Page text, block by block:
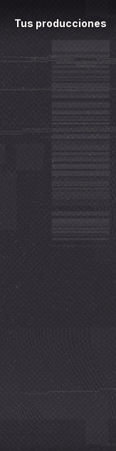
Tus producciones